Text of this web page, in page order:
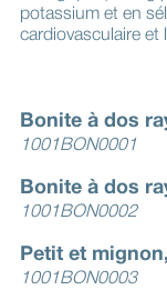
potassium et en
cardiovasculaire et
Bonite à dos
1001BON0001
Bonite à dos
1001BON0002
Petit et
1001BON0003